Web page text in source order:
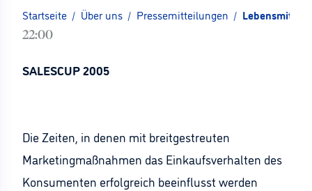
Startseite / Über uns / Pressemitteilungen / Lebensmittel
22:00
SALESCUP 2005
Die Zeiten, in denen mit breitgestreuten
Marketingmaßnahmen das Einkaufsverhalten des
Konsumenten erfolgreich beeinflusst werden